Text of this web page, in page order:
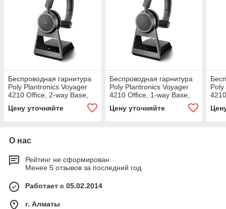
Беспроводная гарнитура
Poly Plantronics Voyager
4210 Office, 2-way Base,
(214002-05)
Цену уточняйте
Беспроводная гарнитура
Poly Plantronics Voyager
4210 Office, 1-way Base,
Charge Cable (212720-05)
Цену уточняйте
О нас
Рейтинг не сформирован
Менее 5 отзывов за последний год
Работает с 05.02.2014
г. Алматы